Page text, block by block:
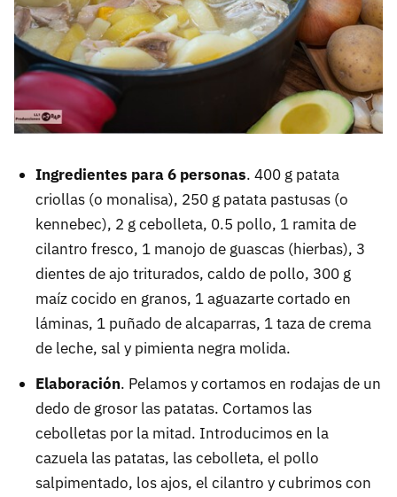
Ingredientes para 6 personas. 400 g patata
criollas (o monalisa), 250 g patata pastusas (o
kennebec), 2 g cebolleta, 0.5 pollo, 1 ramita de
cilantro fresco, 1 manojo de guascas (hierbas), 3
dientes de ajo triturados, caldo de pollo, 300 g
maíz cocido en granos, 1 aguazarte cortado en
láminas, 1 puñado de alcaparras, 1 taza de crema
de leche, sal y pimienta negra molida.
Elaboración. Pelamos y cortamos en rodajas de un
dedo de grosor las patatas. Cortamos las
cebolletas por la mitad. Introducimos en la
cazuela las patatas, las cebolleta, el pollo
salpimentado, los ajos, el cilantro y cubrimos con